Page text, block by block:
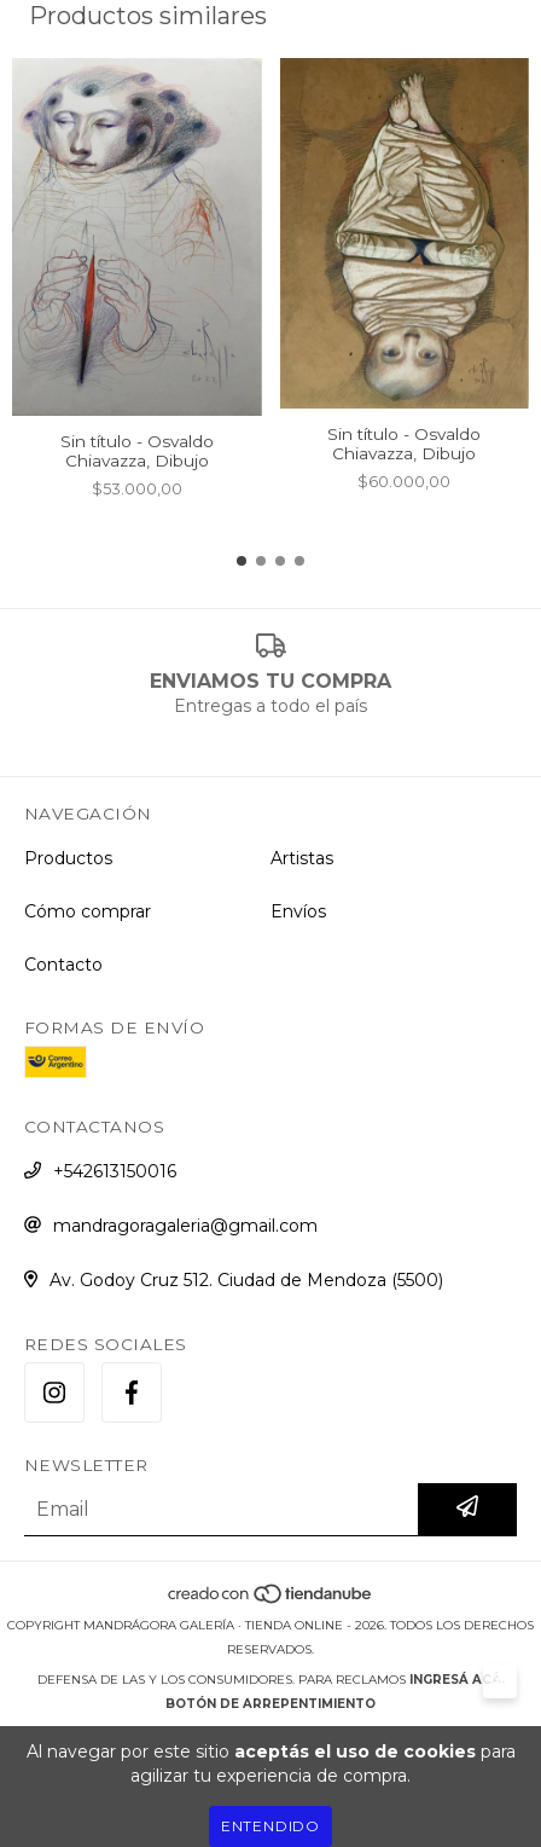
Al navegar por este sitio aceptás el uso de cookiespara
agilizar tu experiencia de compra.
ENTENDIDO
Productos similares
Sin título - Osvaldo
Chiavazza, Dibujo
$53.000,00
Sin título - Osvaldo
Chiavazza, Dibujo
$60.000,00
ENVIAMOS TU COMPRA
Entregas a todo el país
NAVEGACIÓN
Productos Artistas
Cómo comprar Envíos
Contacto
FORMAS DE ENVÍO
CONTACTANOS
+542613150016
mandragoragaleria@gmail.com
Av. Godoy Cruz 512. Ciudad de Mendoza (5500)
REDES SOCIALES
NEWSLETTER
COPYRIGHT MANDRÁGORA GALERÍA · TIENDA ONLINE - 2026. TODOS LOS DERECHOS
RESERVADOS.
DEFENSA DE LAS Y LOS CONSUMIDORES. PARA RECLAMOS
INGRESÁ ACÁ.
BOTÓN DE ARREPENTIMIENTO